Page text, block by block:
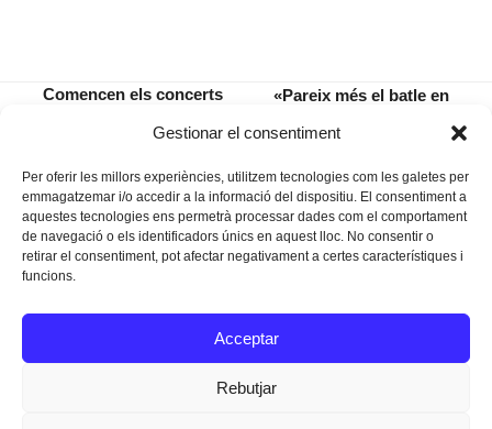
Gestionar el consentiment
Per oferir les millors experiències, utilitzem tecnologies com les galetes per
emmagatzemar i/o accedir a la informació del dispositiu. El consentiment a
aquestes tecnologies ens permetrà processar dades com el comportament
de navegació o els identificadors únics en aquest lloc. No consentir o
retirar el consentiment, pot afectar negativament a certes característiques i
funcions.
Acceptar
Rebutjar
Comencen els concerts
l’orgue del Convent
next
«Pareix més el batle en
Pedro Rosselló»
Instagram
Facebook
Twitter
Texts Legals